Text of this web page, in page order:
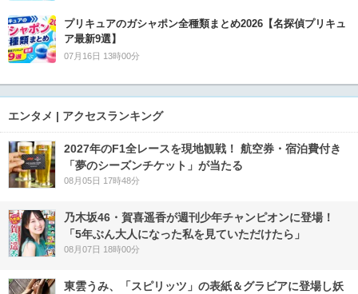
プリキュアのガシャポン全種類まとめ2026【名探偵プリキュ
ア最新9選】
07月16日 13時00分
エンタメ | アクセスランキング
2027年のF1全レースを現地観戦！ 航空券・宿泊費付き
「夢のシーズンチケット」が当たる
08月05日 17時48分
乃木坂46・賀喜遥香が週刊少年チャンピオンに登場！
「5年ぶん大人になった私を見ていただけたら」
08月07日 18時00分
東雲うみ、「スピリッツ」の表紙＆グラビアに登場し妖